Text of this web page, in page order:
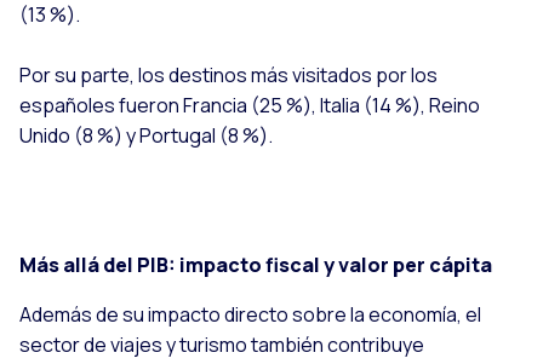
(13 %).
Por su parte, los destinos más visitados por los
españoles fueron Francia (25 %), Italia (14 %), Reino
Unido (8 %) y Portugal (8 %).
Más allá del PIB: impacto fiscal y valor per cápita
Además de su impacto directo sobre la economía, el
sector de viajes y turismo también contribuye